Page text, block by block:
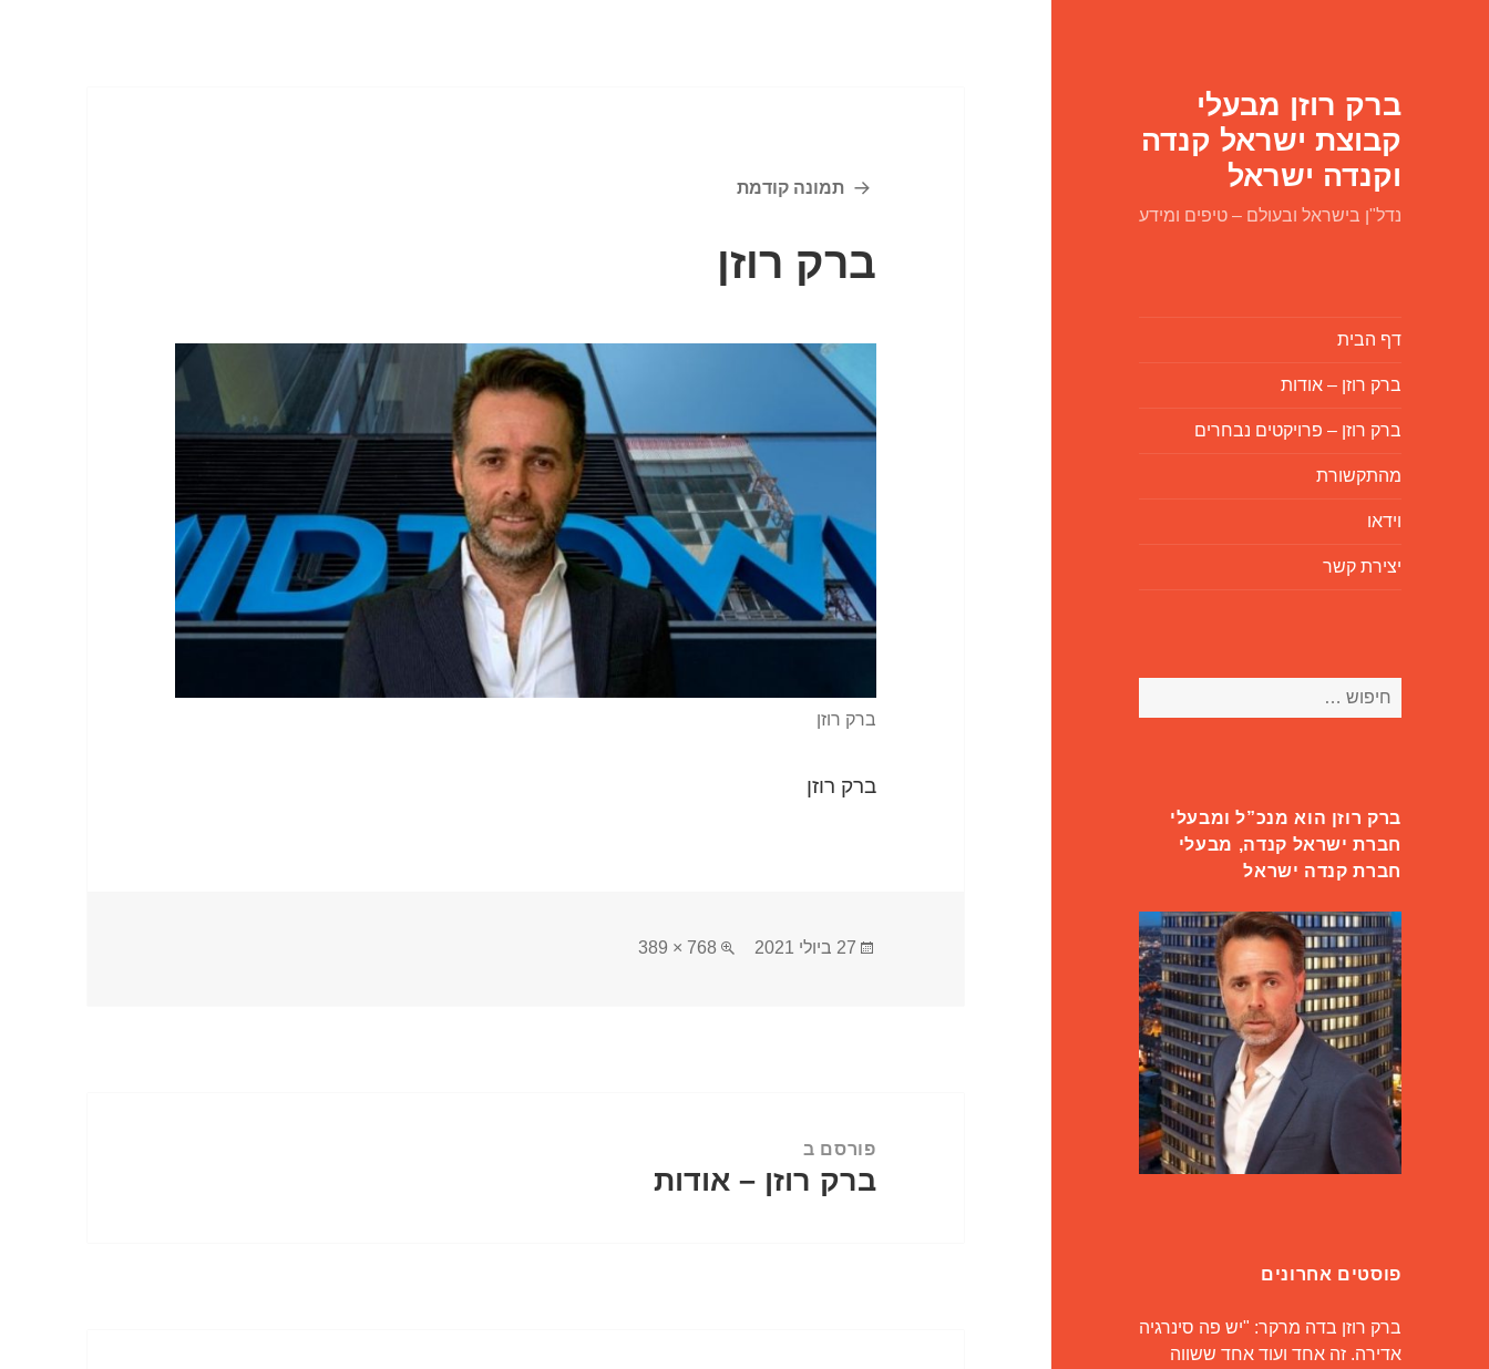
ברק רוזן מבעלי
קבוצת ישראל קנדה
וקנדה ישראל
נדל"ן בישראל ובעולם – טיפים ומידע
דף הבית
ברק רוזן – אודות
ברק רוזן – פרויקטים נבחרים
מהתקשורת
וידאו
יצירת קשר
חיפוש:
ברק רוזן הוא מנכ”ל ומבעלי
חברת ישראל קנדה, מבעלי
חברת קנדה ישראל
פוסטים אחרונים
ברק רוזן בדה מרקר: "יש פה סינרגיה
אדירה. זה אחד ועוד אחד ששווה
תמונה קודמת
ברק רוזן
ברק רוזן
ברק רוזן
פורסם
27 ביולי 2021
מסך
768 × 389
פורסם ב
ברק רוזן – אודות